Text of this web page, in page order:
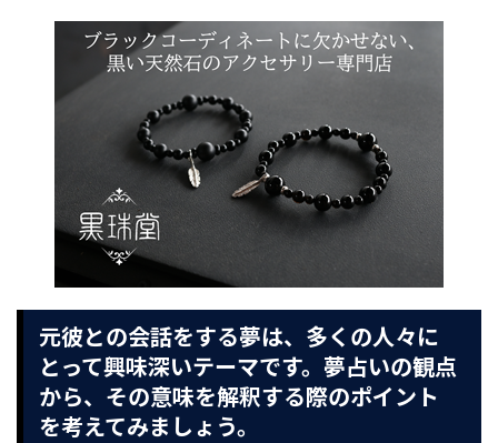
元彼との会話をする夢は、多くの人々に
とって興味深いテーマです。夢占いの観点
から、その意味を解釈する際のポイント
を考えてみましょう。